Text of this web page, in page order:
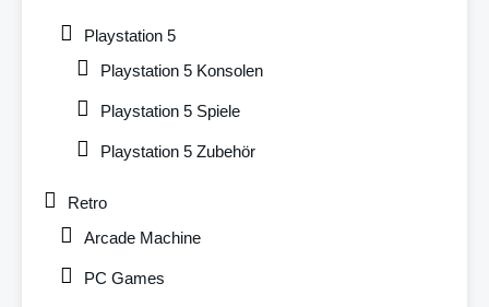
Playstation 5
Playstation 5 Konsolen
Playstation 5 Spiele
Playstation 5 Zubehör
Retro
Arcade Machine
PC Games